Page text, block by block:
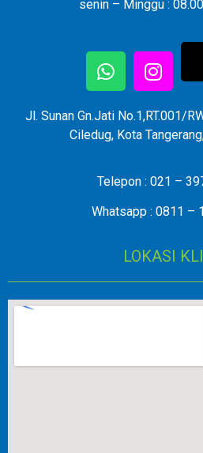
senin – Minggu :
Jl. Sunan Gn.Jati No.1,RT.001/
Ciledug, Kota
Telepon : 021 –
Whatsapp : 0811 –
LOKASI